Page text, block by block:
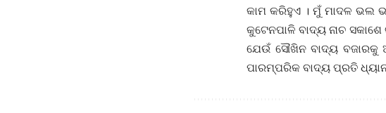
କାମ କରିହୁଏ । ମୁଁ ମାଦଳ ଭଲ
କୁଟେନପାଳି ବାଦ୍ୟ ନାଚ
ଯେଉଁ ସୌଖିନ ବାଦ୍ୟ ବଜାରକୁ
ପାରମ୍ପରିକ ବାଦ୍ୟ ପ୍ରତି